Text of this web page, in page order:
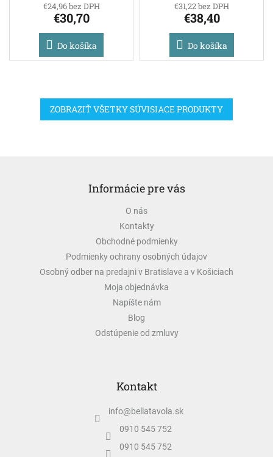
€24,96 bez DPH
€30,70
Do košíka
€31,22 bez DPH
€38,40
Do košíka
ZOBRAZIŤ VŠETKY SÚVISIACE PRODUKTY
Informácie pre vás
O nás
Kontakty
Obchodné podmienky
Podmienky ochrany osobných údajov
Osobný odber na predajni v Bratislave a v Košiciach
Moja objednávka
Napíšte nám
Blog
Odstúpenie od zmluvy
Kontakt
info@bellatavola.sk
0910 545 752
0910 545 752